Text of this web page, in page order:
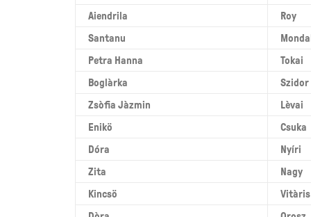
Aiendrila
Roy
Santanu
Petra Hanna
Tokai
Boglàrka
Szidor
Zsòfia Jàzmin
Lèvai
Enikö
Csuka
Dóra
Nyíri
Zita
Nagy
Kincsö
Vitàris